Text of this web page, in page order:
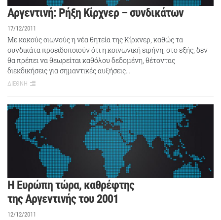
Αργεντινή: Ρήξη Κίρχνερ – συνδικάτων
17/12/2011
Με κακούς οιωνούς η νέα θητεία της Κίρχνερ, καθώς τα
συνδικάτα προειδοποιούν ότι η κοινωνική ειρήνη, στο εξής, δεν
θα πρέπει να θεωρείται καθόλου δεδομένη, θέτοντας
διεκδικήσεις για σημαντικές αυξήσεις…
ΔΙΕΘΝΗ
H Ευρώπη τώρα, καθρέφτης
της Αργεντινής του 2001
12/12/2011